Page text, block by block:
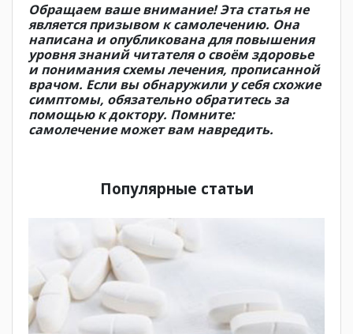
Обращаем ваше внимание! Эта статья не
является призывом к самолечению. Она
написана и опубликована для повышения
уровня знаний читателя о своём здоровье
и понимания схемы лечения, прописанной
врачом. Если вы обнаружили у себя схожие
симптомы, обязательно обратитесь за
помощью к доктору. Помните:
самолечение может вам навредить.
Популярные статьи